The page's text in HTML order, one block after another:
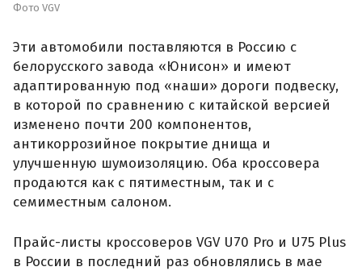
Фото VGV
Эти автомобили поставляются в Россию с
белорусского завода «Юнисон» и имеют
адаптированную под «наши» дороги подвеску,
в которой по сравнению с китайской версией
изменено почти 200 компонентов,
антикоррозийное покрытие днища и
улучшенную шумоизоляцию. Оба кроссовера
продаются как с пятиместным, так и с
семиместным салоном.
Прайс-листы кроссоверов VGV U70 Pro и U75 Plus
в России в последний раз обновлялись в мае